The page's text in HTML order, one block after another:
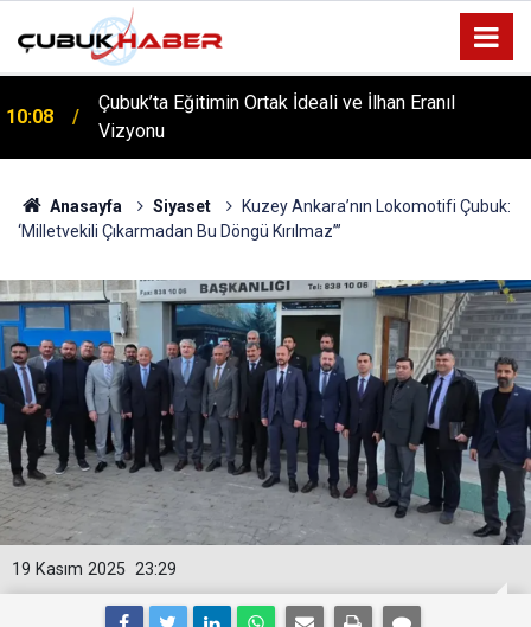
10:08
Çubuk’ta Eğitimin Ortak İdeali ve İlhan Eranıl
12:06
ÇUBUK’TA ‘YAZA MERHABA’ COŞKUSU: Kursiyerler
Gönüllerince Eğlendi!
Anasayfa Siyaset
Kuzey Ankara’nın Lokomotifi Çubuk:
‘Milletvekili Çıkarmadan Bu Döngü Kırılmaz’”
23:29
19 Kasım 2025